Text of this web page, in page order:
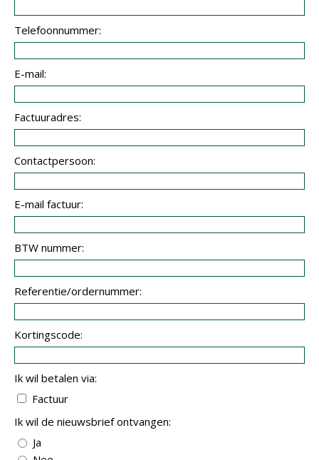
Telefoonnummer:
E-mail:
Factuuradres:
Contactpersoon:
E-mail factuur:
BTW nummer:
Referentie/ordernummer:
Kortingscode:
Ik wil betalen via:
Factuur
Ik wil de nieuwsbrief ontvangen:
Ja